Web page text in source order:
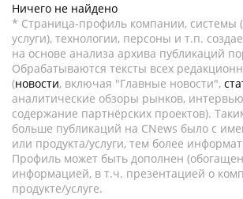
Ничего не найдено
* Страница-профиль компании, системы
услуги), технологии, персоны и т.п.
на основе анализа архива публикаций
Обрабатываются тексты всех
(новости, включая "Главные новости",
аналитические обзоры рынков,
содержание партнёрских проектов).
больше публикаций на CNews было с
или продукта/услуги, тем более
Профиль может быть дополнен
информацией, в т.ч. презентацией о
продукте/услуге.